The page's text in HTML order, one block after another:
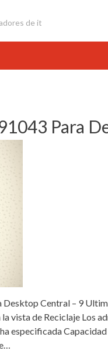
de it
Para
Central – 9
vista de Reciclaje Los
especificada